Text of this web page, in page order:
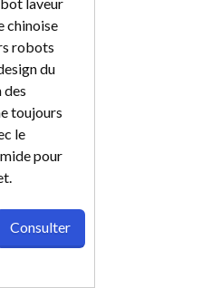
laveur
chinoise
robots
du
des
toujours
le
pour
Consulter